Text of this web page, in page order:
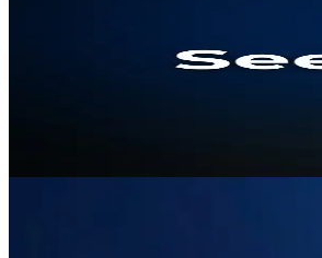
Seedance 2.0